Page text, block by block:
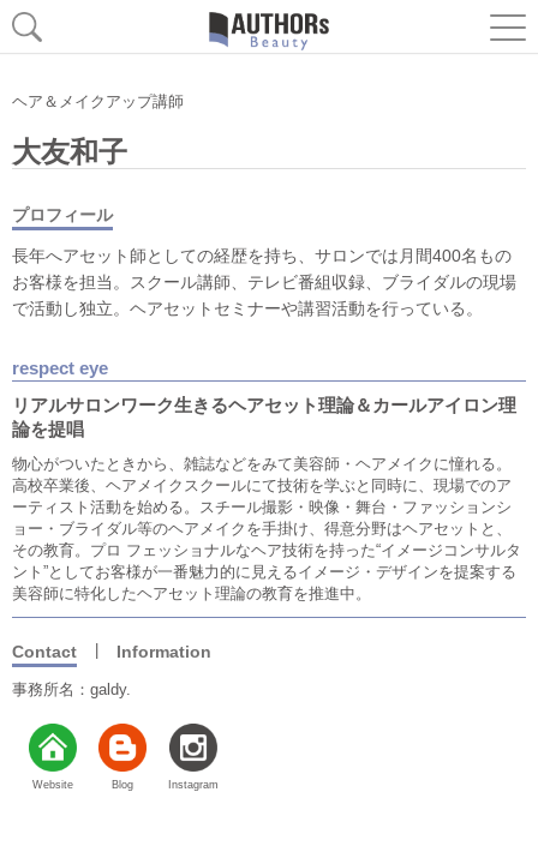
ヘア＆メイクアップ講師
大友和子
プロフィール
長年へアセット師としての経歴を持ち、サロンでは月間400名もの
お客様を担当。スクール講師、テレビ番組収録、ブライダルの現場
で活動し独立。ヘアセットセミナーや講習活動を行っている。
respect eye
リアルサロンワーク生きるヘアセット理論＆カールアイロン理
論を提唱
物心がついたときから、雑誌などをみて美容師・ヘアメイクに憧れる。
高校卒業後、ヘアメイクスクールにて技術を学ぶと同時に、現場でのア
ーティスト活動を始める。スチール撮影・映像・舞台・ファッションシ
ョー・ブライダル等のヘアメイクを手掛け、得意分野はヘアセットと、
その教育。プロ フェッショナルなヘア技術を持った“イメージコンサルタ
ント”としてお客様が一番魅力的に見えるイメージ・デザインを提案する
美容師に特化したヘアセット理論の教育を推進中。
Contact Information
事務所名：galdy.
Website Blog Instagram